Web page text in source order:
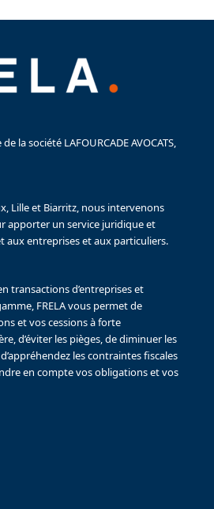
la société LAFOURCADE AVOCATS,
Lille et Biarritz, nous intervenons
apporter un service juridique et
aux entreprises et aux particuliers.
transactions d’entreprises et
FRELA vous permet de
et vos cessions à forte
d’éviter les pièges, de diminuer les
les contraintes fiscales
en compte vos obligations et vos